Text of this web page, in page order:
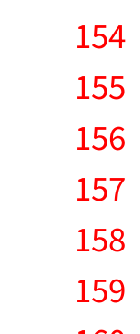
154
155
156
157
158
159